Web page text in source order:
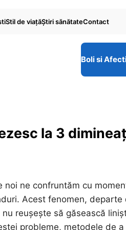
Stil de viaţăŞtiri sănătateContact
Boli si
la 3
ne confruntăm cu
Acest fenomen, departe
reușește să găsească
probleme, metodele de a